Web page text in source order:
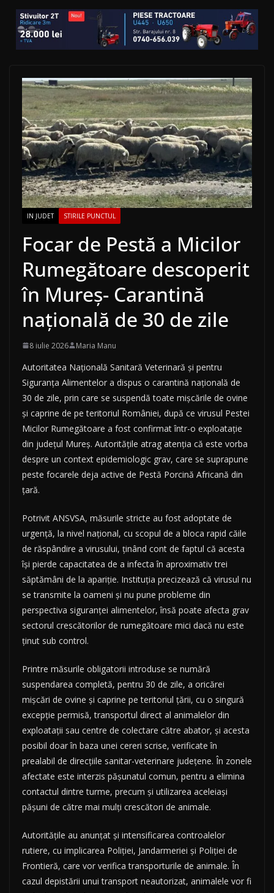
IN JUDET STIRILE PUNCTUL
Focar de Pestă a Micilor
Rumegătoare descoperit
în Mureș- Carantină
națională de 30 de zile
8 iulie 2026 Maria Manu
Autoritatea Națională Sanitară Veterinară și pentru
Siguranța Alimentelor a dispus o carantină națională de
30 de zile, prin care se suspendă toate mișcările de ovine
și caprine de pe teritoriul României, după ce virusul Pestei
Micilor Rumegătoare a fost confirmat într-o exploatație
din județul Mureș. Autoritățile atrag atenția că este vorba
despre un context epidemiologic grav, care se suprapune
peste focarele deja active de Pestă Porcină Africană din
țară.
Potrivit ANSVSA, măsurile stricte au fost adoptate de
urgență, la nivel național, cu scopul de a bloca rapid căile
de răspândire a virusului, ținând cont de faptul că acesta
își pierde capacitatea de a infecta în aproximativ trei
săptămâni de la apariție. Instituția precizează că virusul nu
se transmite la oameni și nu pune probleme din
perspectiva siguranței alimentelor, însă poate afecta grav
sectorul crescătorilor de rumegătoare mici dacă nu este
ținut sub control.
Printre măsurile obligatorii introduse se numără
suspendarea completă, pentru 30 de zile, a oricărei
mișcări de ovine și caprine pe teritoriul țării, cu o singură
excepție permisă, transportul direct al animalelor din
exploatații sau centre de colectare către abator, și acesta
posibil doar în baza unei cereri scrise, verificate în
prealabil de direcțiile sanitar-veterinare județene. În zonele
afectate este interzis pășunatul comun, pentru a elimina
contactul dintre turme, precum și utilizarea aceleiași
pășuni de către mai mulți crescători de animale.
Autoritățile au anunțat și intensificarea controalelor
rutiere, cu implicarea Poliției, Jandarmeriei și Poliției de
Frontieră, care vor verifica transporturile de animale. În
cazul depistării unui transport neautorizat, animalele vor fi